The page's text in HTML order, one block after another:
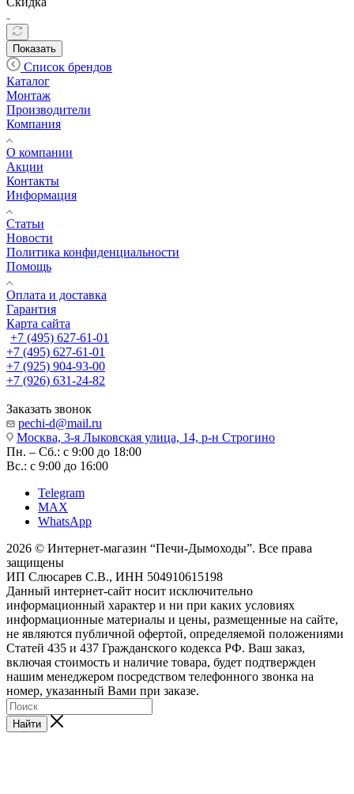
Показать
Список брендов
Каталог
Монтаж
Производители
Компания
О компании
Акции
Контакты
Информация
Статьи
Новости
Политика конфиденциальности
Помощь
Оплата и доставка
Гарантия
Карта сайта
+7 (495) 627-61-01
+7 (495) 627-61-01
+7 (925) 904-93-00
+7 (926) 631-24-82
Заказать звонок
pechi-d@mail.ru
Москва, 3-я Лыковская улица, 14, р-н Строгино
Пн. – Сб.: с 9:00 до 18:00
Вс.: с 9:00 до 16:00
Telegram
MAX
WhatsApp
2026 © Интернет-магазин “Печи-Дымоходы”. Все права
защищены
ИП Слюсарев С.В., ИНН 504910615198
Данный интернет-сайт носит исключительно
информационный характер и ни при каких условиях
информационные материалы и цены, размещенные на сайте,
не являются публичной офертой, определяемой положениями
Статей 435 и 437 Гражданского кодекса РФ. Ваш заказ,
включая стоимость и наличие товара, будет подтвержден
нашим менеджером посредством телефонного звонка на
номер, указанный Вами при заказе.
Найти